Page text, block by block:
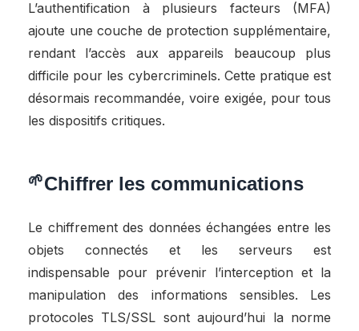
L’authentification à plusieurs facteurs (MFA)
ajoute une couche de protection supplémentaire,
rendant l’accès aux appareils beaucoup plus
difficile pour les cybercriminels. Cette pratique est
désormais recommandée, voire exigée, pour tous
les dispositifs critiques.
Chiffrer les communications
Le chiffrement des données échangées entre les
objets connectés et les serveurs est
indispensable pour prévenir l’interception et la
manipulation des informations sensibles. Les
protocoles TLS/SSL sont aujourd’hui la norme